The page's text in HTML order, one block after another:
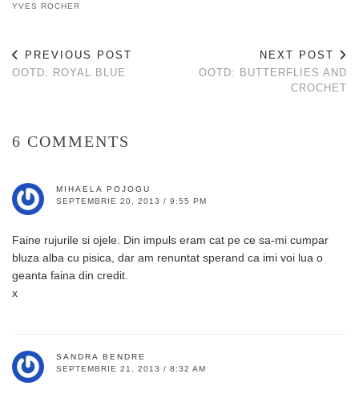
YVES ROCHER
PREVIOUS POST
OOTD: ROYAL BLUE
NEXT POST
OOTD: BUTTERFLIES AND
CROCHET
6 COMMENTS
MIHAELA POJOGU
SEPTEMBRIE 20, 2013 / 9:55 PM
Faine rujurile si ojele. Din impuls eram cat pe ce sa-mi cumpar
bluza alba cu pisica, dar am renuntat sperand ca imi voi lua o
geanta faina din credit.
x
SANDRA BENDRE
SEPTEMBRIE 21, 2013 / 8:32 AM